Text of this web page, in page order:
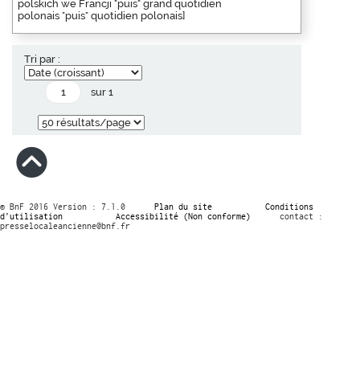
polskich we Francji "puis" grand quotidien
polonais "puis" quotidien polonais]
Tri par :
sur 1
© BnF 2016 Version : 7.1.0 Plan du site
Conditions
d’utilisation
Accessibilité (Non conforme)
contact :
presselocaleancienne@bnf.fr